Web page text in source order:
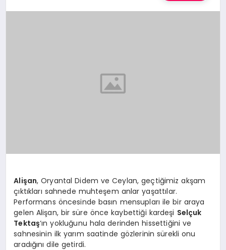
Alişan, Oryantal Didem ve Ceylan, geçtiğimiz akşam
çıktıkları sahnede muhteşem anlar yaşattılar.
Performans öncesinde basın mensupları ile bir araya
gelen Alişan, bir süre önce kaybettiği kardeşi Selçuk
Tektaş‘ın yokluğunu hala derinden hissettiğini ve
sahnesinin ilk yarım saatinde gözlerinin sürekli onu
aradığını dile getirdi.